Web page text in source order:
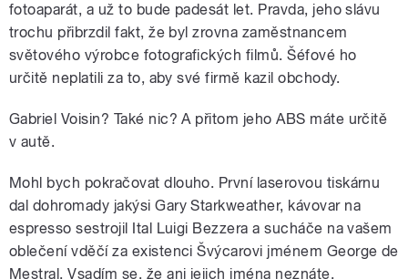
fotoaparát, a už to bude padesát let. Pravda, jeho slávu
trochu přibrzdil fakt, že byl zrovna zaměstnancem
světového výrobce fotografických filmů. Šéfové ho
určitě neplatili za to, aby své firmě kazil obchody.
Gabriel Voisin? Také nic? A přitom jeho ABS máte určitě
v autě.
Mohl bych pokračovat dlouho. První laserovou tiskárnu
dal dohromady jakýsi Gary Starkweather, kávovar na
espresso sestrojil Ital Luigi Bezzera a sucháče na vašem
oblečení vděčí za existenci Švýcarovi jménem George de
Mestral. Vsadím se, že ani jejich jména neznáte.